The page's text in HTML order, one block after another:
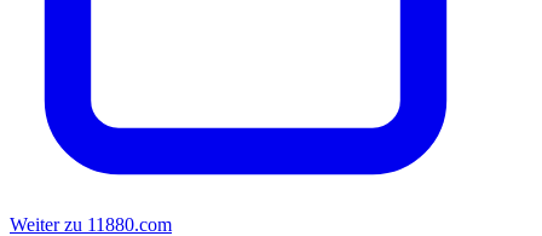
Weiter zu 11880.com